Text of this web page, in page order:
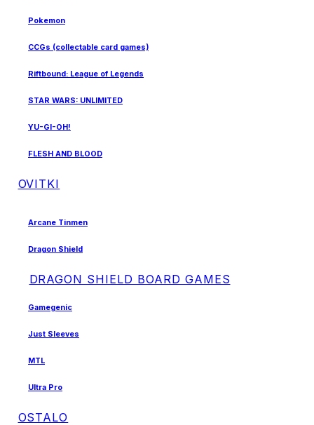
Pokemon
CCGs (collectable card games)
Riftbound: League of Legends
STAR WARS: UNLIMITED
YU-GI-OH!
FLESH AND BLOOD
OVITKI
Arcane Tinmen
Dragon Shield
DRAGON SHIELD BOARD GAMES
Gamegenic
Just Sleeves
MTL
Ultra Pro
OSTALO